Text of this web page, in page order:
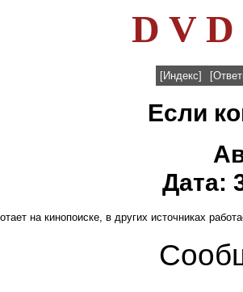
D V D
[Индекс]
Если
Дата:
на кинопоиске, в других источниках